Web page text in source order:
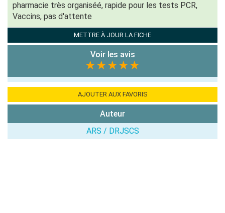
(En cliquant sur 'Valider', j'accepte que mon avis
soit publié sur le site.)
pharmacie très organiséé, rapide pour les tests PCR,
Vaccins, pas d'attente
METTRE À JOUR LA FICHE
Voir les avis
★★★★★
AJOUTER AUX FAVORIS
Auteur
ARS / DRJSCS